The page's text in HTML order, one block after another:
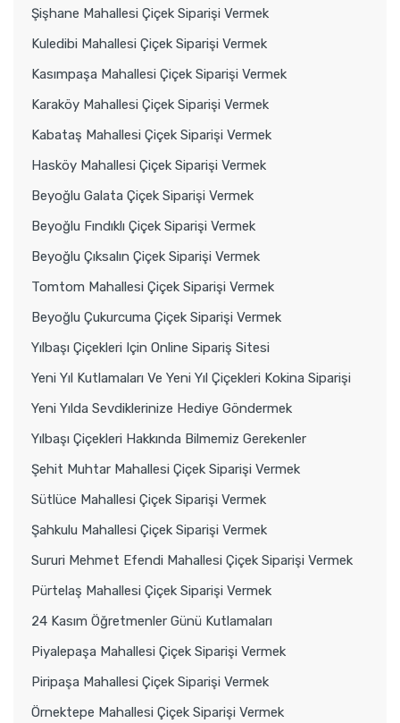
Şişhane Mahallesi Çiçek Siparişi Vermek
Kuledibi Mahallesi Çiçek Siparişi Vermek
Kasımpaşa Mahallesi Çiçek Siparişi Vermek
Karaköy Mahallesi Çiçek Siparişi Vermek
Kabataş Mahallesi Çiçek Siparişi Vermek
Hasköy Mahallesi Çiçek Siparişi Vermek
Beyoğlu Galata Çiçek Siparişi Vermek
Beyoğlu Fındıklı Çiçek Siparişi Vermek
Beyoğlu Çıksalın Çiçek Siparişi Vermek
Tomtom Mahallesi Çiçek Siparişi Vermek
Beyoğlu Çukurcuma Çiçek Siparişi Vermek
Yılbaşı Çiçekleri Için Online Sipariş Sitesi
Yeni Yıl Kutlamaları Ve Yeni Yıl Çiçekleri Kokina Siparişi
Yeni Yılda Sevdiklerinize Hediye Göndermek
Yılbaşı Çiçekleri Hakkında Bilmemiz Gerekenler
Şehit Muhtar Mahallesi Çiçek Siparişi Vermek
Sütlüce Mahallesi Çiçek Siparişi Vermek
Şahkulu Mahallesi Çiçek Siparişi Vermek
Sururi Mehmet Efendi Mahallesi Çiçek Siparişi Vermek
Pürtelaş Mahallesi Çiçek Siparişi Vermek
24 Kasım Öğretmenler Günü Kutlamaları
Piyalepaşa Mahallesi Çiçek Siparişi Vermek
Piripaşa Mahallesi Çiçek Siparişi Vermek
Örnektepe Mahallesi Çiçek Siparişi Vermek